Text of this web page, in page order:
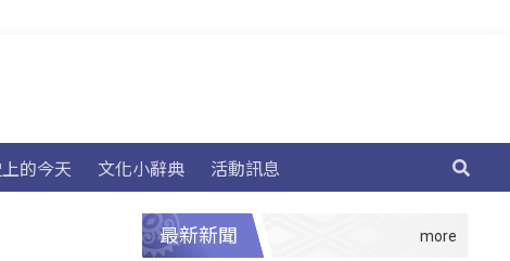
的今天 文化小辭典 活動訊息
最新新聞